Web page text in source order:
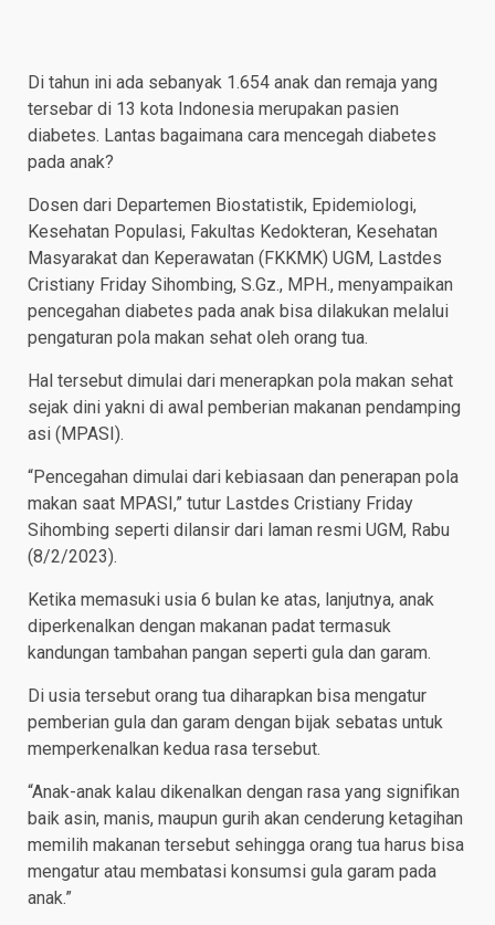
Di tahun ini ada sebanyak 1.654 anak dan remaja yang
tersebar di 13 kota Indonesia merupakan pasien
diabetes. Lantas bagaimana cara mencegah diabetes
pada anak?
Dosen dari Departemen Biostatistik, Epidemiologi,
Kesehatan Populasi, Fakultas Kedokteran, Kesehatan
Masyarakat dan Keperawatan (FKKMK) UGM, Lastdes
Cristiany Friday Sihombing, S.Gz., MPH., menyampaikan
pencegahan diabetes pada anak bisa dilakukan melalui
pengaturan pola makan sehat oleh orang tua.
Hal tersebut dimulai dari menerapkan pola makan sehat
sejak dini yakni di awal pemberian makanan pendamping
asi (MPASI).
“Pencegahan dimulai dari kebiasaan dan penerapan pola
makan saat MPASI,” tutur Lastdes Cristiany Friday
Sihombing seperti dilansir dari laman resmi UGM, Rabu
(8/2/2023).
Ketika memasuki usia 6 bulan ke atas, lanjutnya, anak
diperkenalkan dengan makanan padat termasuk
kandungan tambahan pangan seperti gula dan garam.
Di usia tersebut orang tua diharapkan bisa mengatur
pemberian gula dan garam dengan bijak sebatas untuk
memperkenalkan kedua rasa tersebut.
“Anak-anak kalau dikenalkan dengan rasa yang signifikan
baik asin, manis, maupun gurih akan cenderung ketagihan
memilih makanan tersebut sehingga orang tua harus bisa
mengatur atau membatasi konsumsi gula garam pada
anak.”